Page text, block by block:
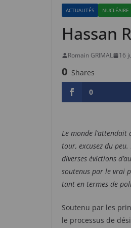
ACTUALITÉS
Hassan
Romain GRIMAL 16
0 Shares
0
Le monde
tour, excusez du
diverses évictions
soutenus par le vrai
tant en termes de
Soutenu par les
le processus de